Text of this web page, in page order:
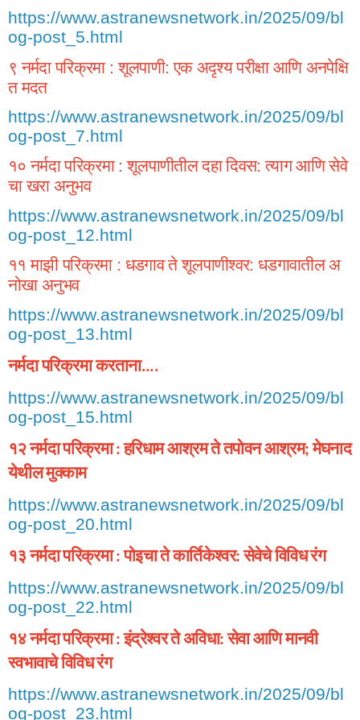
https://www.astranewsnetwork.in/2025/09/bl
og-post_5.html
९ नर्मदापरिक्रमा:शूलपाणी:एकअदृश्यपरीक्षाआणिअनपेक्षि
तमदत
https://www.astranewsnetwork.in/2025/09/bl
og-post_7.html
१० नर्मदापरिक्रमा:शूलपाणीतीलदहादिवस:त्यागआणिसेवे
चाखराअनुभव
https://www.astranewsnetwork.in/2025/09/bl
og-post_12.html
११ माझीपरिक्रमा: धडगावतेशूलपाणीश्वर: धडगावातीलअ
नोखाअनुभव
https://www.astranewsnetwork.in/2025/09/bl
og-post_13.html
नर्मदापरिक्रमाकरताना....
https://www.astranewsnetwork.in/2025/09/bl
og-post_15.html
१२नर्मदापरिक्रमा:हरिधामआश्रमतेतपोवनआश्रम;मेघनाद
येथीलमुक्काम
https://www.astranewsnetwork.in/2025/09/bl
og-post_20.html
१३नर्मदापरिक्रमा:पोइचातेकार्तिकेश्वर:सेवेचेविविधरंग
https://www.astranewsnetwork.in/2025/09/bl
og-post_22.html
१४नर्मदापरिक्रमा:इंद्रेश्वरतेअविधा:सेवाआणिमानवी
स्वभावाचेविविधरंग
https://www.astranewsnetwork.in/2025/09/bl
og-post_23.html